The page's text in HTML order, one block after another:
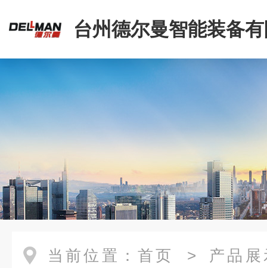
台州德尔曼智能装备
当前位置： 首页 > 产品展